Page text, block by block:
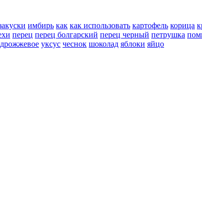
имбирь как как использовать картофель корица
перец перец болгарский перец черный петрушка
дрожжевое уксус чеснок шоколад яблоки яйцо